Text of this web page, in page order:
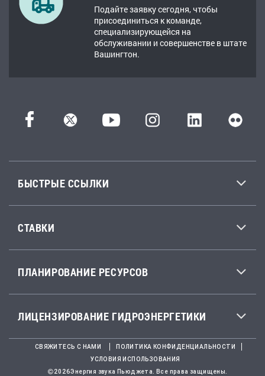
Подайте заявку сегодня, чтобы
присоединиться к команде,
специализирующейся на
обслуживании и совершенстве в штате
Вашингтон.
БЫСТРЫЕ ССЫЛКИ
СТАВКИ
ПЛАНИРОВАНИЕ РЕСУРСОВ
ЛИЦЕНЗИРОВАНИЕ ГИДРОЭНЕРГЕТИКИ
СВЯЖИТЕСЬ С НАМИ
ПОЛИТИКА КОНФИДЕНЦИАЛЬНОСТИ
УСЛОВИЯ ИСПОЛЬЗОВАНИЯ
2026Энергия звука Пьюджета. Все права защищены.